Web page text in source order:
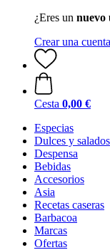
¿Eres un nuevo
Crear una cuenta
Cesta 0,00 €
Especias
Dulces y salados
Despensa
Bebidas
Accesorios
Asia
Recetas caseras
Barbacoa
Marcas
Ofertas